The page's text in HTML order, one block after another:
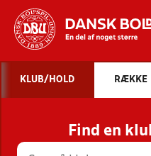
STILLINGER,
KLUB/HOLD RÆKKE
Find en